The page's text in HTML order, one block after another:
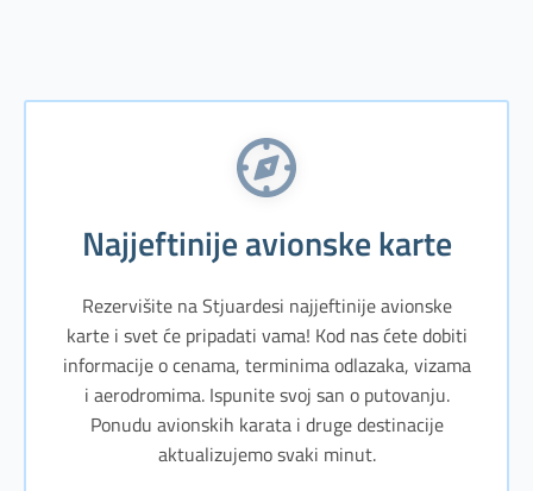
Najjeftinije avionske karte
Rezervišite na Stjuardesi najjeftinije avionske
karte i svet će pripadati vama! Kod nas ćete dobiti
informacije o cenama, terminima odlazaka, vizama
i aerodromima. Ispunite svoj san o putovanju.
Ponudu avionskih karata i druge destinacije
aktualizujemo svaki minut.